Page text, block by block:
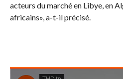
acteurs du marché en Libye, en
africains», a-t-il précisé.